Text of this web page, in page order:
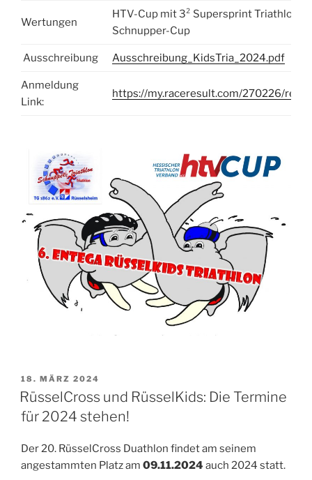
Wertungen
HTV-Cup mit 3² Supersprint Triathlon
Schnupper-Cup
Ausschreibung Ausschreibung_KidsTria_2024.pdf
Anmeldung
Link:
https://my.raceresult.com/270226/
VERÖFFENTLICHT
AM
18. MÄRZ 2024
RüsselCross und RüsselKids: Die Termine
für 2024 stehen!
Der 20. RüsselCross Duathlon findet am seinem
angestammten Platz am 09.11.2024 auch 2024 statt.